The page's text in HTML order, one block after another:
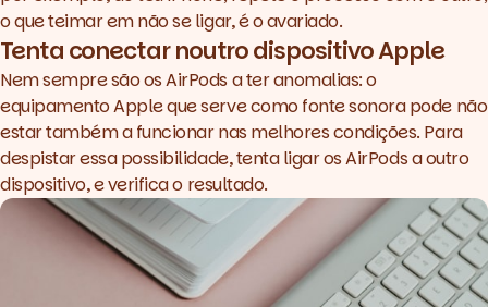
o que teimar em não se ligar, é o avariado.
Tenta conectar noutro dispositivo Apple
Nem sempre são os AirPods a ter anomalias: o
equipamento Apple que serve como fonte sonora pode não
estar também a funcionar nas melhores condições. Para
despistar essa possibilidade, tenta ligar os AirPods a outro
dispositivo, e verifica o resultado.